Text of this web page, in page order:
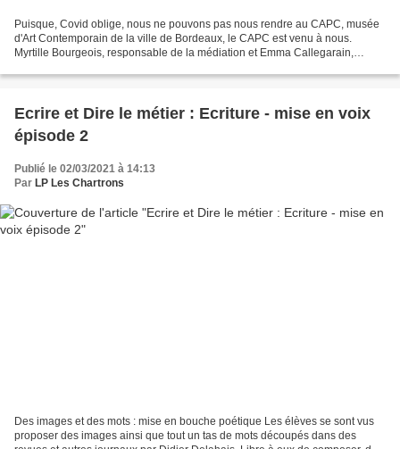
Puisque, Covid oblige, nous ne pouvons pas nous rendre au CAPC, musée
d'Art Contemporain de la ville de Bordeaux, le CAPC est venu à nous.
Myrtille Bourgeois, responsable de la médiation et Emma Callegarain,
Ecrire et Dire le métier : Ecriture - mise en voix
épisode 2
Publié le 02/03/2021 à 14:13
Par LP Les Chartrons
Des images et des mots : mise en bouche poétique Les élèves se sont vus
proposer des images ainsi que tout un tas de mots découpés dans des